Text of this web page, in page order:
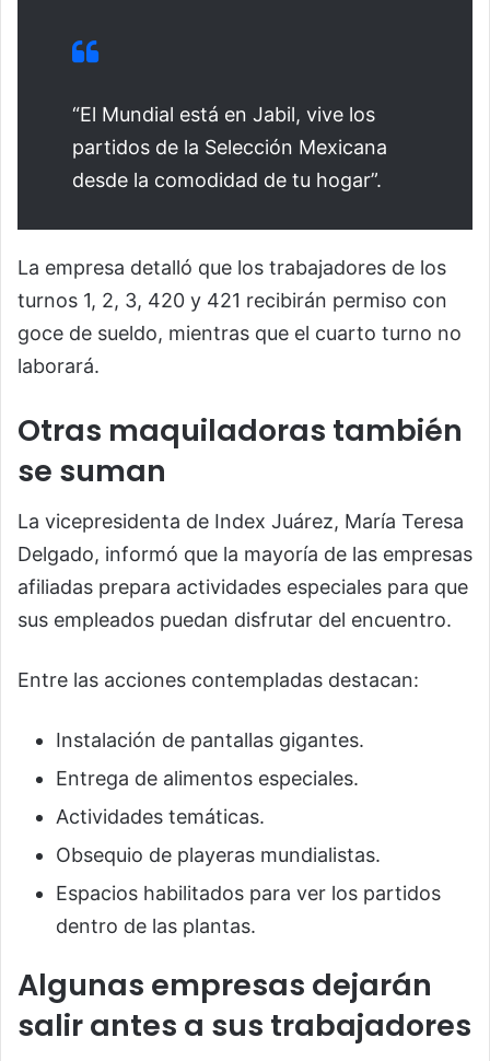
“El Mundial está en Jabil, vive los
partidos de la Selección Mexicana
desde la comodidad de tu hogar”.
La empresa detalló que los trabajadores de los
turnos 1, 2, 3, 420 y 421 recibirán permiso con
goce de sueldo, mientras que el cuarto turno no
laborará.
Otras maquiladoras también
se suman
La vicepresidenta de Index Juárez, María Teresa
Delgado, informó que la mayoría de las empresas
afiliadas prepara actividades especiales para que
sus empleados puedan disfrutar del encuentro.
Entre las acciones contempladas destacan:
Instalación de pantallas gigantes.
Entrega de alimentos especiales.
Actividades temáticas.
Obsequio de playeras mundialistas.
Espacios habilitados para ver los partidos
dentro de las plantas.
Algunas empresas dejarán
salir antes a sus trabajadores